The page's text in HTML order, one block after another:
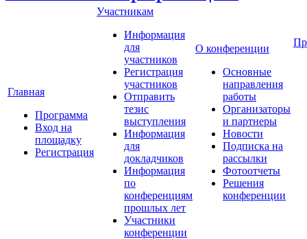
Главная
Программа
Вход на
площадку
Регистрация
Участникам
Информация
для
участников
Регистрация
участников
Отправить
тезис
выступления
Информация
для
докладчиков
Информация
по
конференциям
прошлых лет
Участники
конференции
О конференции
Основные
направления
работы
Организаторы
и партнеры
Новости
Подписка на
рассылки
Фотоотчеты
Решения
конференции